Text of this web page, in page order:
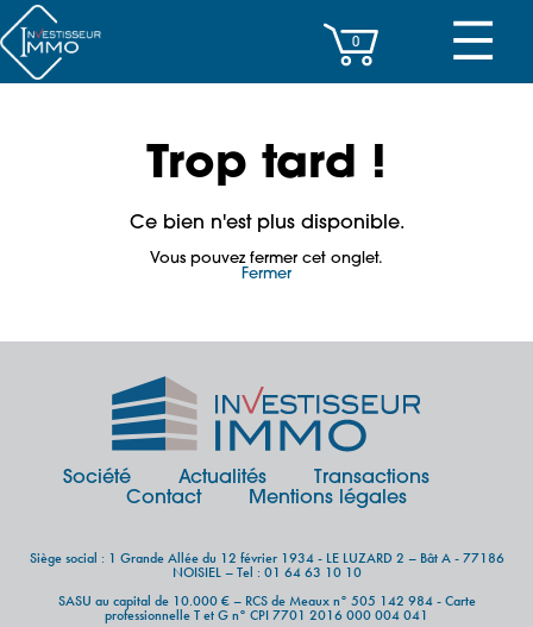
IMMEUBLES DE RAPPORT
PROPERTY MANAGEMENT
PROGRAMMES NEUFS
INVESTISSEMENT
SOCIÉTÉ
ACTUALITÉS
CONTACT
☰
0
Trop tard !
Ce bien n'est plus disponible.
Vous pouvez fermer cet onglet.
Fermer
Société Actualités
Transactions
Contact
Mentions légales
Siège social : 1 Grande Allée du 12 février 1934 - LE LUZARD 2 – Bât A - 77186
NOISIEL – Tel : 01 64 63 10 10
SASU au capital de 10.000 € – RCS de Meaux n° 505 142 984 - Carte
professionnelle T et G n° CPI 7701 2016 000 004 041